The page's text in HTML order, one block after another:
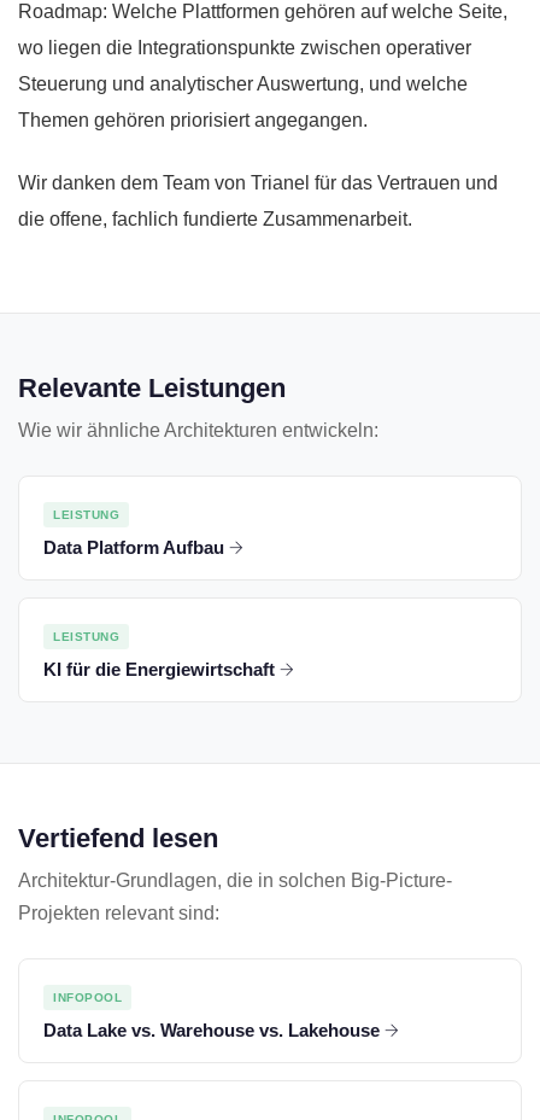
Roadmap: Welche Plattformen gehören auf welche Seite,
wo liegen die Integrationspunkte zwischen operativer
Steuerung und analytischer Auswertung, und welche
Themen gehören priorisiert angegangen.
Wir danken dem Team von Trianel für das Vertrauen und
die offene, fachlich fundierte Zusammenarbeit.
Relevante Leistungen
Wie wir ähnliche Architekturen entwickeln:
LEISTUNG
Data Platform Aufbau
LEISTUNG
KI für die Energiewirtschaft
Vertiefend lesen
Architektur-Grundlagen, die in solchen Big-Picture-
Projekten relevant sind:
INFOPOOL
Data Lake vs. Warehouse vs. Lakehouse